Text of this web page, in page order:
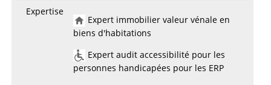
Expertise
Expert immobilier valeur vénale en
biens d'habitations
Expert audit accessibilité pour les
personnes handicapées pour les ERP